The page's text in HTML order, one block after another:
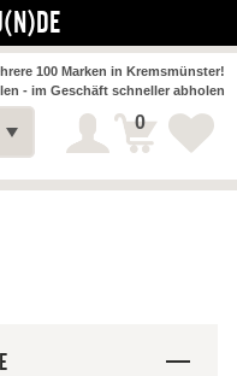
Shop
100 Marken in Kremsmünster!
- im Geschäft schneller abholen
0